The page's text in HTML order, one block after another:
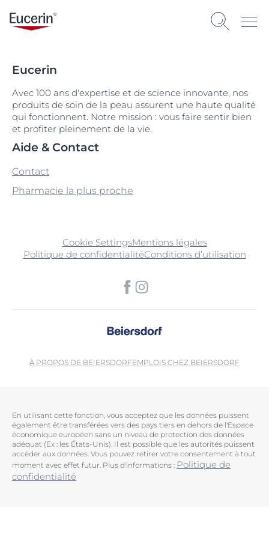
Eucerin
Avec 100 ans d'expertise et de science innovante, nos
produits de soin de la peau assurent une haute qualité
qui fonctionnent. Notre mission : vous faire sentir bien
et profiter pleinement de la vie.
Aide & Contact
Contact
Pharmacie la plus proche
Cookie SettingsMentions légales
Politique de confidentialitéConditions d’utilisation
À PROPOS DE BEIERSDORFEMPLOIS CHEZ BEIERSDORF
En utilisant cette fonction, vous acceptez que les données puissent
également être transférées vers des pays tiers en dehors de l'Espace
économique européen sans un niveau de protection des données
adéquat (Ex : les États-Unis). Il est possible que les autorités puissent
accéder aux données. Vous pouvez retirer votre consentement à tout
moment avec effet futur. Plus d'informations : Politique de
confidentialité